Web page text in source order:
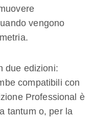
vengono
due edizioni:
compatibili con
Professional è
tantum o, per la